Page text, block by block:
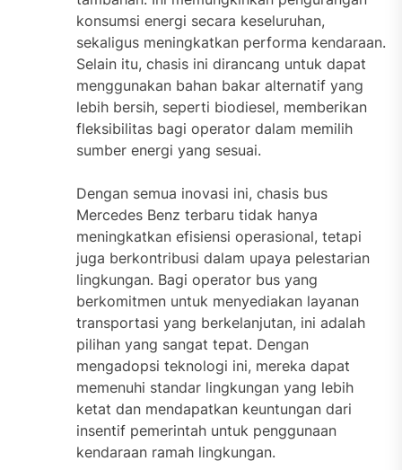
konsumsi energi secara keseluruhan,
sekaligus meningkatkan performa kendaraan.
Selain itu, chasis ini dirancang untuk dapat
menggunakan bahan bakar alternatif yang
lebih bersih, seperti biodiesel, memberikan
fleksibilitas bagi operator dalam memilih
sumber energi yang sesuai.
Dengan semua inovasi ini, chasis bus
Mercedes Benz terbaru tidak hanya
meningkatkan efisiensi operasional, tetapi
juga berkontribusi dalam upaya pelestarian
lingkungan. Bagi operator bus yang
berkomitmen untuk menyediakan layanan
transportasi yang berkelanjutan, ini adalah
pilihan yang sangat tepat. Dengan
mengadopsi teknologi ini, mereka dapat
memenuhi standar lingkungan yang lebih
ketat dan mendapatkan keuntungan dari
insentif pemerintah untuk penggunaan
kendaraan ramah lingkungan.